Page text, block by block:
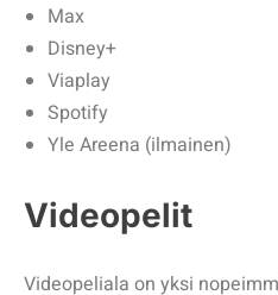
Max
Disney+
Viaplay
Spotify
Yle Areena (ilmainen)
Videopelit
Videopeliala on yksi